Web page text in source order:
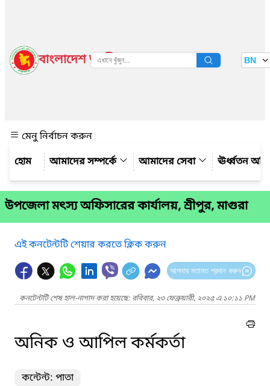
বাংলাদেশ জাতীয় তথ্য বাতায়ন BN
মেনু নির্বাচন করুন
আমাদের সম্পর্কে
আমাদের সেবা ঊর্ধ্বতন
উপজেলা মৎস্য অফিসারের কার্যালয়, শ্রীপুর, মাগুরা
এই কনটেন্টটি শেয়ার করতে ক্লিক করুন
আপনার মতামত প্রদান করুন
কনটেন্টটি শেষ হাল-নাগাদ করা হয়েছে: রবিবার, ২৩ ফেব্রুয়ারী, ২০২৫ এ ১০:১১ PM
অনিক ও আপিল কর্মকর্তা
কন্টেন্ট: পাতা